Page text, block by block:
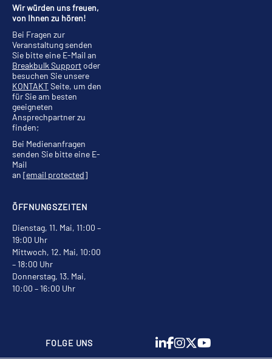
ÖFFNUNGSZEITEN
Dienstag, 11. Mai, 11:00 –
19:00 Uhr
Mittwoch, 12. Mai, 10:00
– 18:00 Uhr
Donnerstag, 13. Mai,
10:00 – 16:00 Uhr
Wir würden uns freuen,
von Ihnen zu hören!
Bei Fragen zur
Veranstaltung senden
Sie bitte eine E-Mail an
Breakbulk Supportoder
besuchen Sie unsere
KONTAKTSeite, um den
für Sie am besten
geeigneten
Ansprechpartner zu
finden;
Bei Medienanfragen
senden Sie bitte eine E-
Mail
an [email protected]
FOLGE UNS